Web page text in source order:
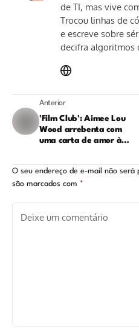
de TI, mas vive
Trocou linhas de
e escreve sobre
decifra algoritmos
Anterior
'Film Club': Aimee Lou
Wood arrebenta com
uma carta de amor à
O seu endereço de e-mail não será
são marcados com *